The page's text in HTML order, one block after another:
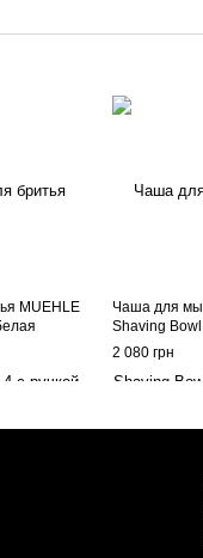
MUEHLE
Чаша для
Shaving
2 080 грн